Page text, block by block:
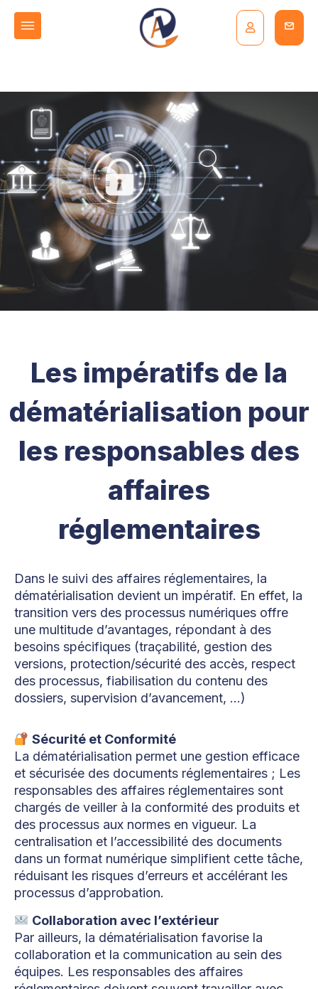
Les impératifs de la
dématérialisation pour
les responsables des
affaires
réglementaires
Dans le suivi des affaires réglementaires, la
dématérialisation devient un impératif. En effet, la
transition vers des processus numériques offre
une multitude d’avantages, répondant à des
besoins spécifiques (traçabilité, gestion des
versions, protection/sécurité des accès, respect
des processus, fiabilisation du contenu des
dossiers, supervision d’avancement, …)
Sécurité et Conformité
La dématérialisation permet une gestion efficace
et sécurisée des documents réglementaires ; Les
responsables des affaires réglementaires sont
chargés de veiller à la conformité des produits et
des processus aux normes en vigueur. La
centralisation et l’accessibilité des documents
dans un format numérique simplifient cette tâche,
réduisant les risques d’erreurs et accélérant les
processus d’approbation.
Collaboration avec l’extérieur
Par ailleurs, la dématérialisation favorise la
collaboration et la communication au sein des
équipes. Les responsables des affaires